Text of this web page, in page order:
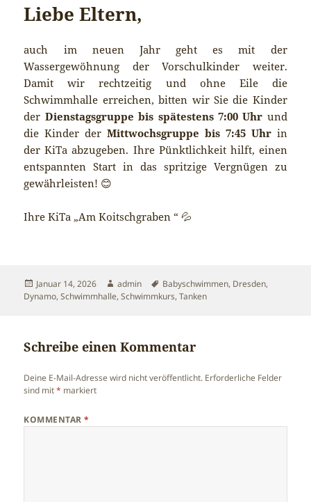
Liebe Eltern,
auch im neuen Jahr geht es mit der
Wassergewöhnung der Vorschulkinder weiter.
Damit wir rechtzeitig und ohne Eile die
Schwimmhalle erreichen, bitten wir Sie die Kinder
der Dienstagsgruppe bis spätestens 7:00 Uhr und
die Kinder derMittwochsgruppe bis 7:45 Uhrin
der KiTa abzugeben. Ihre Pünktlichkeit hilft, einen
entspannten Start in das spritzige Vergnügen zu
gewährleisten! 😊
Ihre KiTa „Am Koitschgraben “ 💦
Veröffentlicht
am
Januar 14, 2026 Autor
admin Schlagwörter
Babyschwimmen, Dresden,
Dynamo,Schwimmhalle,Schwimmkurs,Tanken
Schreibe einen Kommentar
Deine E-Mail-Adresse wird nicht veröffentlicht. Erforderliche Felder
sind mit* markiert
KOMMENTAR*